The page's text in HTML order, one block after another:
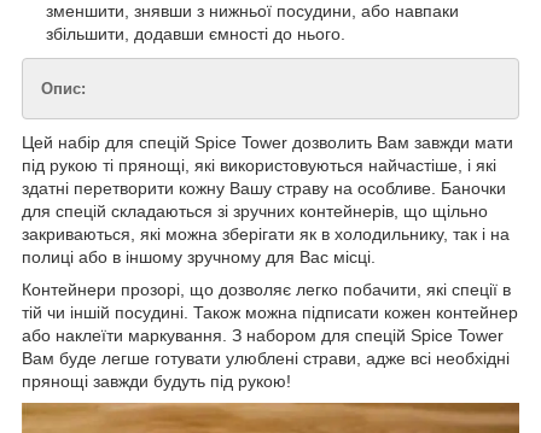
зменшити, знявши з нижньої посудини, або навпаки
збільшити, додавши ємності до нього.
Опис:
Цей набір для спецій Spice Tower дозволить Вам завжди мати
під рукою ті прянощі, які використовуються найчастіше, і які
здатні перетворити кожну Вашу страву на особливе. Баночки
для спецій складаються зі зручних контейнерів, що щільно
закриваються, які можна зберігати як в холодильнику, так і на
полиці або в іншому зручному для Вас місці.
Контейнери прозорі, що дозволяє легко побачити, які спеції в
тій чи іншій посудині. Також можна підписати кожен контейнер
або наклеїти маркування. З набором для спецій Spice Tower
Вам буде легше готувати улюблені страви, адже всі необхідні
прянощі завжди будуть під рукою!